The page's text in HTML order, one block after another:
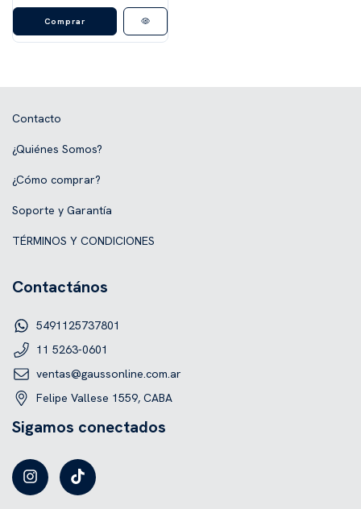
Comprar
Contacto
¿Quiénes Somos?
¿Cómo comprar?
Soporte y Garantía
TÉRMINOS Y CONDICIONES
Contactános
5491125737801
11 5263-0601
ventas@gaussonline.com.ar
Felipe Vallese 1559, CABA
Sigamos conectados